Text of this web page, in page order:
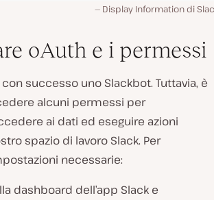
Display Information di
oAuth e i permessi
successo uno Slackbot. Tuttavia, è
alcuni permessi per
ai dati ed eseguire azioni
spazio di lavoro Slack. Per
necessarie:
dashboard dell’app Slack e